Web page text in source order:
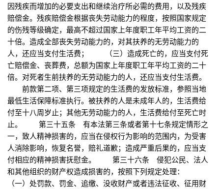
因残疾而增加的必要支出和继续治疗所必需的费用，以及残疾
赔偿金。残疾赔偿金根据丧失劳动能力的程度，按照国家规定
的伤残等级确定，最高不超过国家上年度职工年平均工资的二
十倍。造成全部丧失劳动能力的，对其扶养的无劳动能力的
人，还应当支付生活费； （三）造成死亡的，应当支付死
亡赔偿金、丧葬费，总额为国家上年度职工年平均工资的二十
倍。对死者生前扶养的无劳动能力的人，还应当支付生活费。
前款第二项、第三项规定的生活费的发放标准，参照当地
最低生活保障标准执行。被扶养的人是未成年人的，生活费给
付至十八周岁止；其他无劳动能力的人，生活费给付至死亡时
止。 第三十五条 有本法第三条或者第十七条规定情形之
一，致人精神损害的，应当在侵权行为影响的范围内，为受害
人消除影响，恢复名誉，赔礼道歉；造成严重后果的，应当支
付相应的精神损害抚慰金。 第三十六条 侵犯公民、法人
和其他组织的财产权造成损害的，按照下列规定处理：
（一）处罚款、罚金、追缴、没收财产或者违法征收、征用财